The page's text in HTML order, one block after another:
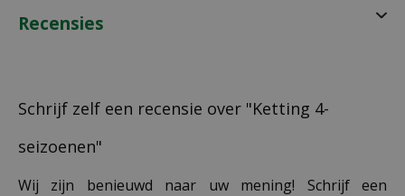
Recensies
Schrijf zelf een recensie over "Ketting 4-
seizoenen"
Wij zijn benieuwd naar uw mening! Schrijf een